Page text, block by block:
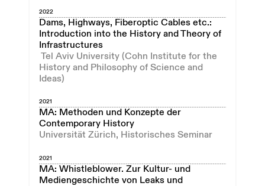
2022
Dams, Highways, Fiberoptic Cables etc.:
Introduction into the History and Theory of
Infrastructures
Tel Aviv University (Cohn Institute for the
History and Philosophy of Science and
Ideas)
2021
MA: Methoden und Konzepte der
Contemporary History
Universität Zürich, Historisches Seminar
2021
MA: Whistleblower. Zur Kultur- und
Mediengeschichte von Leaks und